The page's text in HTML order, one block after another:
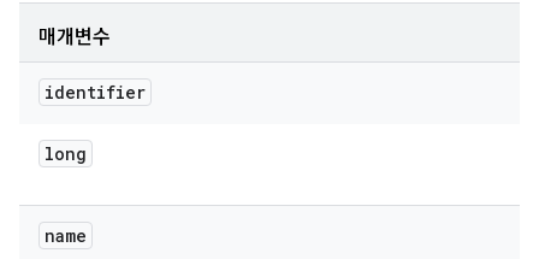
매개변수
identifier
long
name